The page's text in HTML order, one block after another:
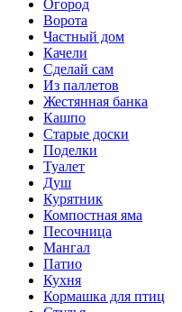
Огород
Ворота
Частный дом
Качели
Сделай сам
Из паллетов
Жестянная банка
Кашпо
Старые доски
Поделки
Туалет
Душ
Курятник
Компостная яма
Песочница
Мангал
Патио
Кухня
Кормашка для птиц